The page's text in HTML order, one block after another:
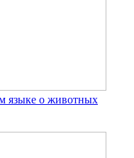
языке о животных